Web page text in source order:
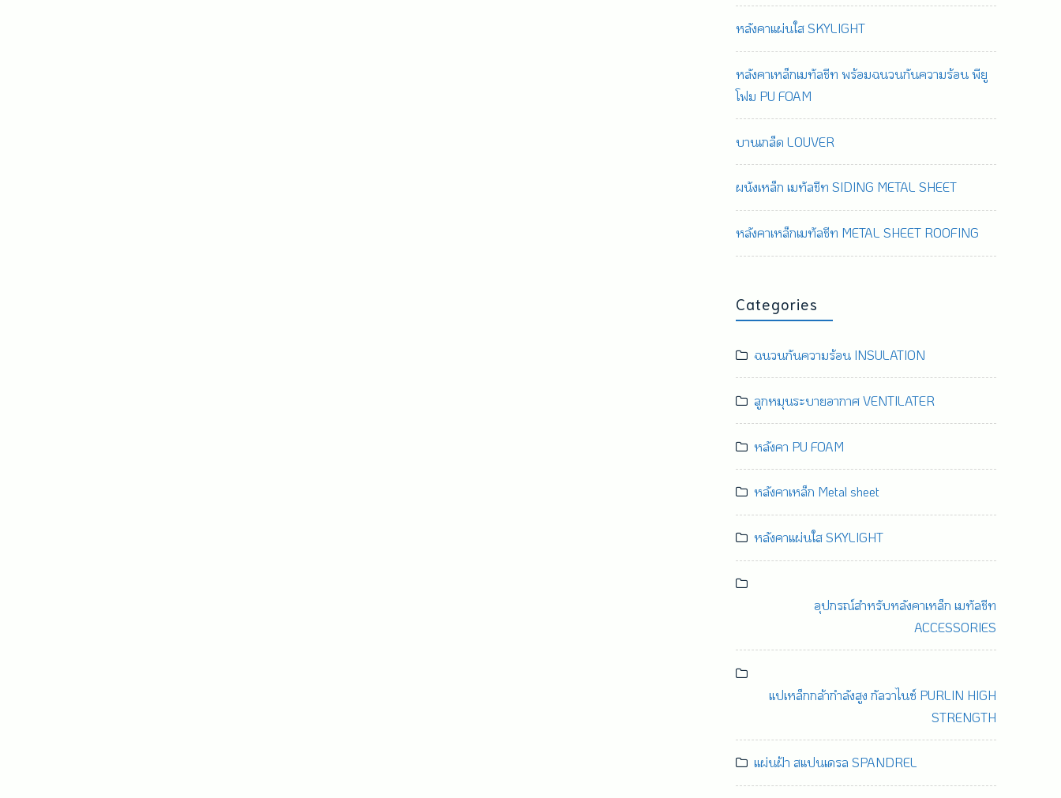
หลังคาแผ่นใส SKYLIGHT
หลังคาเหล็กเมทัลชีท พร้อมฉนวนกันความร้อน พียู
โฟม PU FOAM
บานเกล็ด LOUVER
ผนังเหล็ก เมทัลชีท SIDING METAL SHEET
หลังคาเหล็กเมทัลชีท METAL SHEET ROOFING
Categories
ฉนวนกันความร้อน INSULATION
ลูกหมุนระบายอากาศ VENTILATER
หลังคา PU FOAM
หลังคาเหล็ก Metal sheet
หลังคาแผ่นใส SKYLIGHT
อุปกรณ์สำหรับหลังคาเหล็ก เมทัลชีท
ACCESSORIES
แปเหล็กกล้ากำลังสูง กัลวาไนซ์ PURLIN HIGH
STRENGTH
แผ่นฝ้า สแปนเดรล SPANDREL